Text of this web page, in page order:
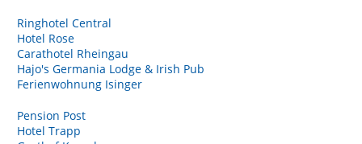
Ringhotel Central
Hotel Rose
Carathotel Rheingau
Hajo's Germania Lodge & Irish Pub
Ferienwohnung Isinger
Pension Post
Hotel Trapp